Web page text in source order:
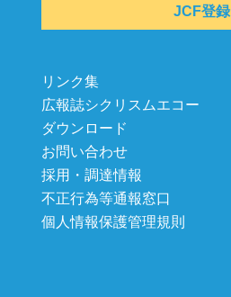
JCF登録
リンク集
広報誌シクリスムエコー
ダウンロード
お問い合わせ
採用・調達情報
不正行為等通報窓口
個人情報保護管理規則